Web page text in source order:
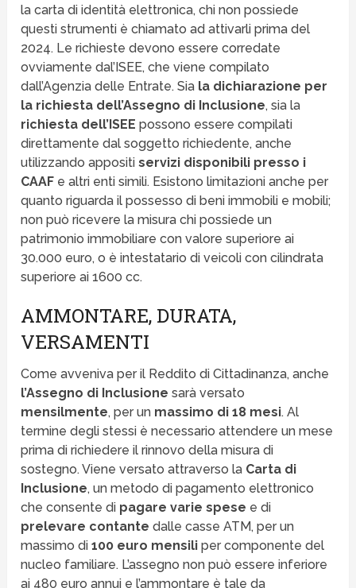
la carta di identità elettronica, chi non possiede
questi strumenti è chiamato ad attivarli prima del
2024. Le richieste devono essere corredate
ovviamente dal’ISEE, che viene compilato
dall’Agenzia delle Entrate. Sia la dichiarazione per
la richiesta dell’Assegno di Inclusione, sia la
richiesta dell’ISEE possono essere compilati
direttamente dal soggetto richiedente, anche
utilizzando appositiservizi disponibili presso i
CAAF e altri enti simili. Esistono limitazioni anche per
quanto riguarda il possesso di beni immobili e mobili;
non può ricevere la misura chi possiede un
patrimonio immobiliare con valore superiore ai
30.000 euro, o è intestatario di veicoli con cilindrata
superiore ai 1600 cc.
AMMONTARE, DURATA,
VERSAMENTI
Come avveniva per il Reddito di Cittadinanza, anche
l’Assegno di Inclusione sarà versato
mensilmente, per un massimo di 18 mesi. Al
termine degli stessi è necessario attendere un mese
prima di richiedere il rinnovo della misura di
sostegno. Viene versato attraverso la Carta di
Inclusione, un metodo di pagamento elettronico
che consente di pagare varie spese e di
prelevare contante dalle casse ATM, per un
massimo di100 euro mensili per componente del
nucleo familiare. L’assegno non può essere inferiore
ai 480 euro annui e l’ammontare è tale da